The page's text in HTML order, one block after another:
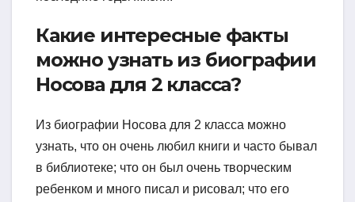
Какие интересные факты
можно узнать из биографии
Носова для 2 класса?
Из биографии Носова для 2 класса можно
узнать, что он очень любил книги и часто бывал
в библиотеке; что он был очень творческим
ребенком и много писал и рисовал; что его